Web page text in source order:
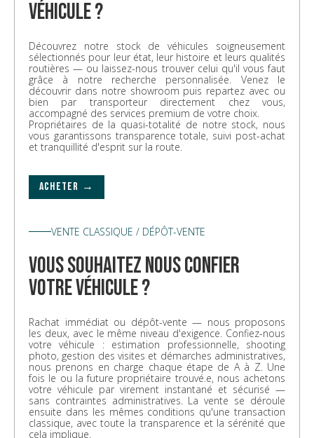
véhicule ?
Découvrez notre stock de véhicules soigneusement
sélectionnés pour leur état, leur histoire et leurs qualités
routières — ou laissez-nous trouver celui qu'il vous faut
grâce à notre recherche personnalisée. Venez le
découvrir dans notre showroom puis repartez avec ou
bien par transporteur directement chez vous,
accompagné des services premium de votre choix.
Propriétaires de la quasi-totalité de notre stock, nous
vous garantissons transparence totale, suivi post-achat
et tranquillité d'esprit sur la route.
ACHETER →
VENTE CLASSIQUE / DÉPÔT-VENTE
vous souhaitez nous confier
votre véhicule ?
Rachat immédiat ou dépôt-vente — nous proposons
les deux, avec le même niveau d'exigence. Confiez-nous
votre véhicule : estimation professionnelle, shooting
photo, gestion des visites et démarches administratives,
nous prenons en charge chaque étape de A à Z. Une
fois le ou la future propriétaire trouvé.e, nous achetons
votre véhicule par virement instantané et sécurisé —
sans contraintes administratives. La vente se déroule
ensuite dans les mêmes conditions qu'une transaction
classique, avec toute la transparence et la sérénité que
cela implique.